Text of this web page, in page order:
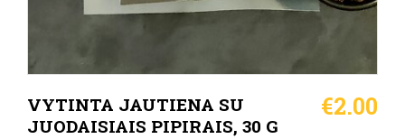
VYTINTA JAUTIENA SU
JUODAISIAIS PIPIRAIS, 30 G
€2.00